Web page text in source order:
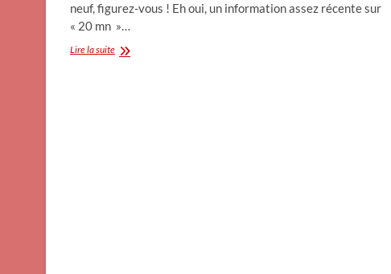
neuf, figurez-vous ! Eh oui, un information assez récente sur
« 20 mn »…
Lire la suiteJean-